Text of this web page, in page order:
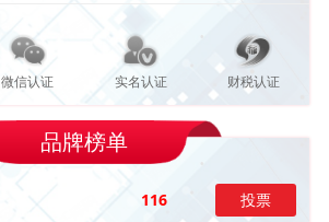
微信认证 实名认证 财税认证
品牌榜单
116 投票